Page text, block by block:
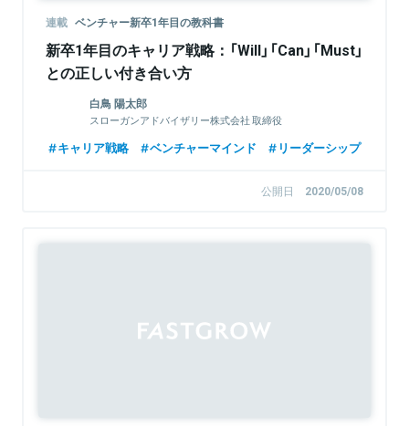
連載 ベンチャー新卒1年目の教科書
新卒1年目のキャリア戦略：「Will」「Can」「Must」
との正しい付き合い方
白鳥 陽太郎
スローガンアドバイザリー株式会社 取締役
キャリア戦略 ベンチャーマインド リーダーシップ
公開日 2020/05/08